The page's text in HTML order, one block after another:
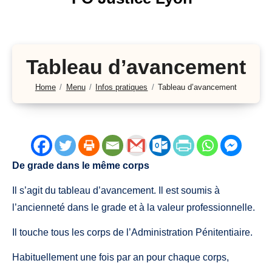
Tableau d’avancement
Home Menu Infos pratiques Tableau d’avancement
De grade dans le même corps
Il s’agit du tableau d’avancement. Il est soumis à
l’ancienneté dans le grade et à la valeur professionnelle.
Il touche tous les corps de l’Administration Pénitentiaire.
Habituellement une fois par an pour chaque corps,